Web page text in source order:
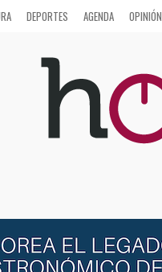
DEPORTES AGENDA OPINIÓN